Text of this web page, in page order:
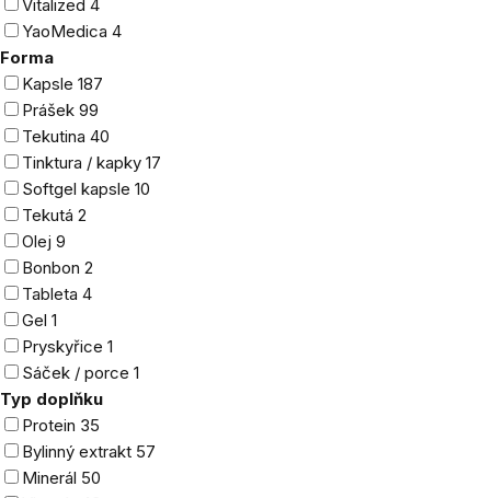
Vitalized 4
YaoMedica 4
Forma
Kapsle 187
Prášek 99
Tekutina 40
Tinktura / kapky 17
Softgel kapsle 10
Tekutá 2
Olej 9
Bonbon 2
Tableta 4
Gel 1
Pryskyřice 1
Sáček / porce 1
Typ doplňku
Protein 35
Bylinný extrakt 57
Minerál 50